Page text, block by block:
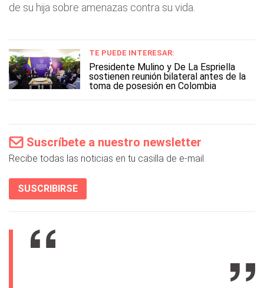
de su hija sobre amenazas contra su vida.
TE PUEDE INTERESAR:
Presidente Mulino y De La Espriella
sostienen reunión bilateral antes de la
toma de posesión en Colombia
Suscríbete a nuestro newsletter
Recibe todas las noticias en tu casilla de e-mail.
SUSCRIBIRSE